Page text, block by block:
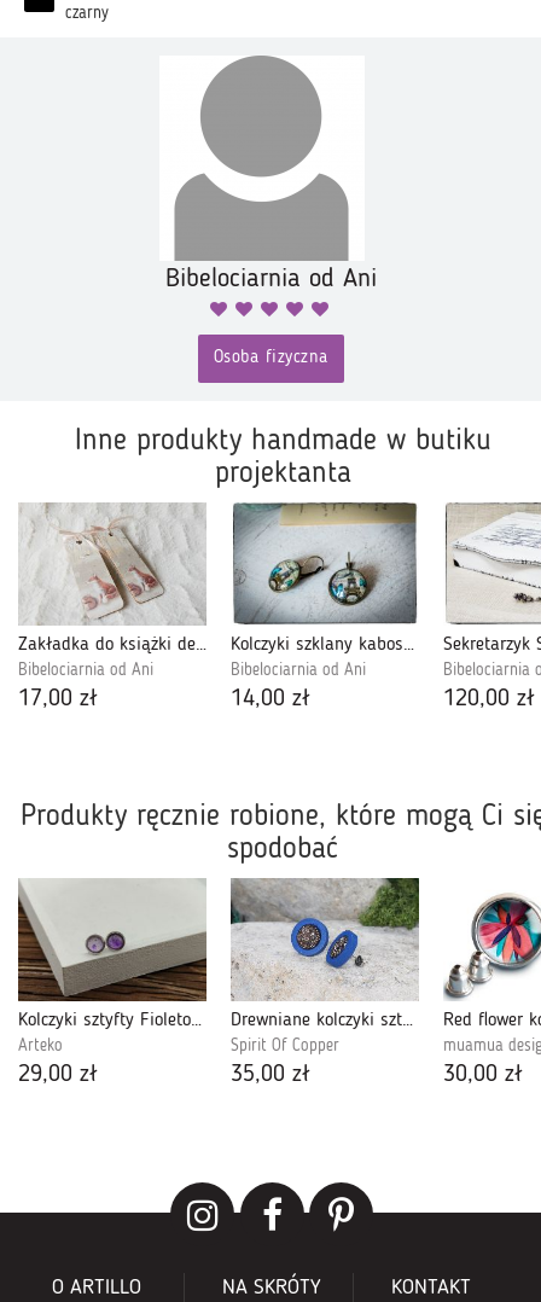
czarny
Bibelociarnia od Ani
Osoba fizyczna
Inne produkty handmade w butiku
projektanta
Zakładka do książki decoupage ~Zima w lesie II~
Bibelociarnia od Ani
17,00 zł
Kolczyki szklany kaboszon~Wieża Eiffla~ Paryż
Bibelociarnia od Ani
14,00 zł
Bibelociarnia
120,00 zł
Produkty ręcznie robione, które mogą Ci
spodobać
Kolczyki sztyfty Fioletowa Mgławica
Arteko
29,00 zł
Drewniane kolczyki sztyfty z druzami boho #28
Spirit Of Copper
35,00 zł
muamua
30,00 zł
O ARTILLO NA SKRÓTY KONTAKT